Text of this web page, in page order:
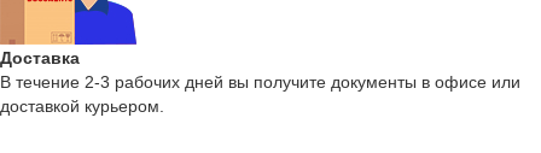
Доставка
В течение 2-3 рабочих дней вы получите документы в офисе или
доставкой курьером.